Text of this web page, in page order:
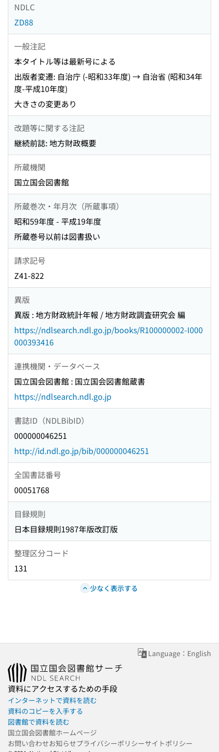
NDLC
ZD88
一般注記
本タイトル等は最新号による
出版者変遷: 自治庁 (-昭和33年度) → 自治省 (昭和34年
度-平成10年度)
大きさの変更あり
改題等に関する注記
継続前誌: 地方財政概要
所蔵機関
国立国会図書館
所蔵巻次・年月次（所蔵事項）
昭和59年度 - 平成19年度
所蔵巻号以前は図書扱い
請求記号
Z41-822
異版
異版 : 地方財政統計年報 / 地方財政調査研究会 編
https://ndlsearch.ndl.go.jp/books/R100000002-I000
000393416
連携機関・データベース
国立国会図書館 : 国立国会図書館蔵書
https://ndlsearch.ndl.go.jp
書誌ID（NDLBibID）
000000046251
http://id.ndl.go.jp/bib/000000046251
全国書誌番号
00051768
目録規則
日本目録規則1987年版改訂版
整理区分コード
131
少なく表示する
Language：English
資料にアクセスするための手段
インターネットで資料を読む
資料のコピーを入手する
図書館で資料を読む
国立国会図書館ホームページ
お問い合わせお知らせプライバシーポリシーサイトポリシー